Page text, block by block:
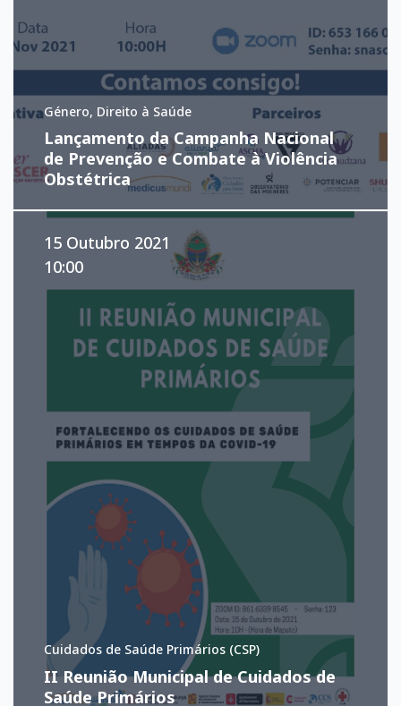
Género, Direito à Saúde
Lançamento da Campanha Nacional
de Prevenção e Combate à Violência
Obstétrica
15 Outubro 2021
10:00
Cuidados de Saúde Primários (CSP)
II Reunião Municipal de Cuidados de
Saúde Primários